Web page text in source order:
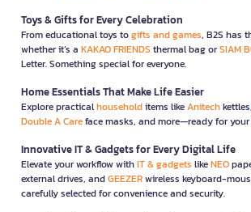
Toys & Gifts for Every Celebration
From educational toys togifts and games, B2S has
whether it’s a KAKAO FRIENDS thermal bag orSIAM
Letter. Something special for everyone.
Home Essentials That Make Life Easier
Explore practicalhouseholditems likeAnitechkettles,
Double A Careface masks, and more—ready for
Innovative IT & Gadgets for Every Digital Life
Elevate your workflow withIT & gadgets likeNEO
external drives, andGEEZERwireless keyboard-
carefully selected for convenience and security.